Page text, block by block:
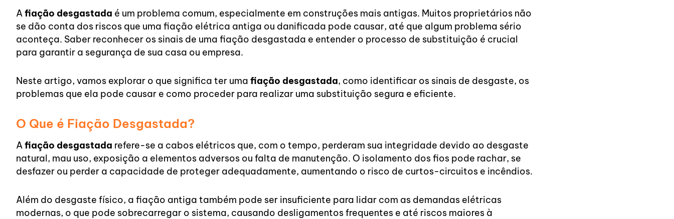
Afiação desgastada é um problema comum, especialmente em construções mais antigas. Muitos proprietários não
se dão conta dos riscos que uma fiação elétrica antiga ou danificada pode causar, até que algum problema sério
aconteça. Saber reconhecer os sinais de uma fiação desgastada e entender o processo de substituição é crucial
para garantir a segurança de sua casa ou empresa.
Neste artigo, vamos explorar o que significa ter uma fiação desgastada, como identificar os sinais de desgaste, os
problemas que ela pode causar e como proceder para realizar uma substituição segura e eficiente.
O Que é Fiação Desgastada?
Afiação desgastada refere-se a cabos elétricos que, com o tempo, perderam sua integridade devido ao desgaste
natural, mau uso, exposição a elementos adversos ou falta de manutenção. O isolamento dos fios pode rachar, se
desfazer ou perder a capacidade de proteger adequadamente, aumentando o risco de curtos-circuitos e incêndios.
Além do desgaste físico, a fiação antiga também pode ser insuficiente para lidar com as demandas elétricas
modernas, o que pode sobrecarregar o sistema, causando desligamentos frequentes e até riscos maiores à